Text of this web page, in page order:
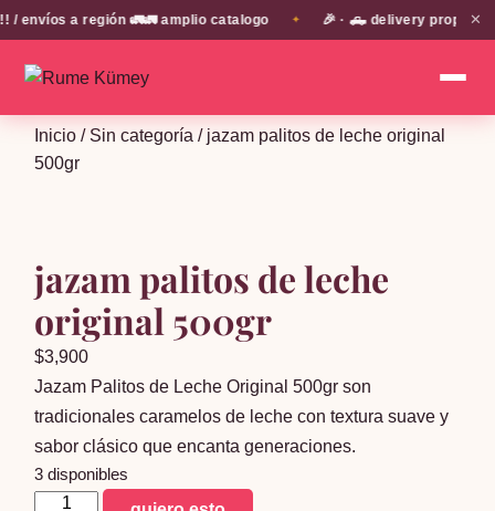
a región 🚛🚛 amplio catalogo 🎉 · 🛻 delivery propio en✕
Inicio / Sin categoría / jazam palitos de leche original
500gr
jazam palitos de leche
original 500gr
$3,900
Jazam Palitos de Leche Original 500gr son
tradicionales caramelos de leche con textura suave y
sabor clásico que encanta generaciones.
3 disponibles
jazam